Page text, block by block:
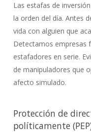
Las estafas de
la orden del día. Antes
vida con alguien que
Detectamos empresas
estafadores en serie.
de manipuladores que
afecto simulado.
Protección de
políticamente